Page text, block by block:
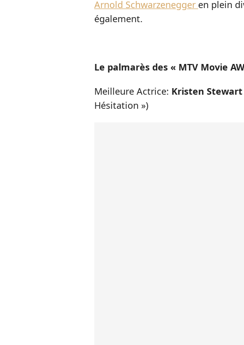
Arnold Schwarzenegger en plein
également.
Le palmarès des « MTV Movie
Meilleure Actrice: Kristen Stewart
Hésitation »)